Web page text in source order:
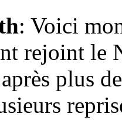
: Voici
rejoint le
plus